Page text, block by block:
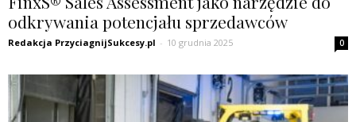
odkrywania potencjału sprzedawców
Redakcja PrzyciagnijSukcesy.pl - 10 grudnia 2025 0